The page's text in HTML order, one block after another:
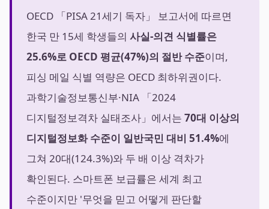
OECD 「PISA 21세기 독자」 보고서에 따르면
한국 만 15세 학생들의 사실-의견 식별률은
25.6%로 OECD 평균(47%)의 절반 수준이며,
피싱 메일 식별 역량은 OECD 최하위권이다.
과학기술정보통신부·NIA 「2024
디지털정보격차 실태조사」에서는 70대 이상의
디지털정보화 수준이 일반국민 대비 51.4%에
그쳐 20대(124.3%)와 두 배 이상 격차가
확인된다. 스마트폰 보급률은 세계 최고
수준이지만 '무엇을 믿고 어떻게 판단할